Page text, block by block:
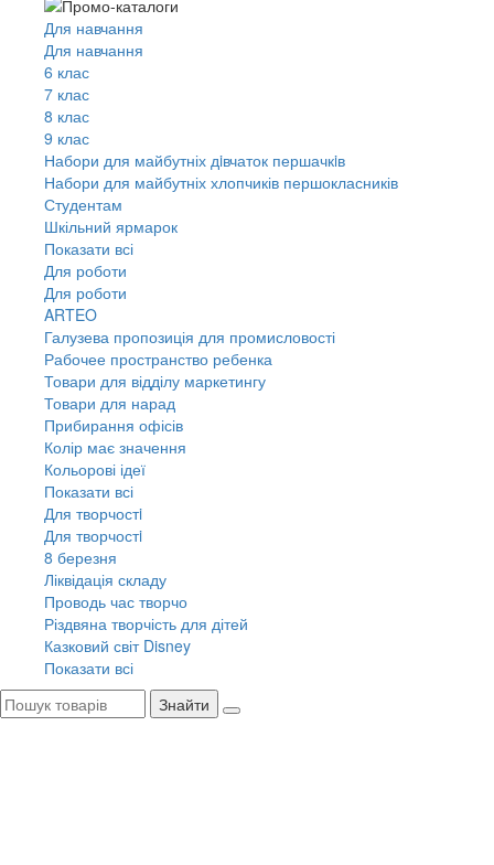
Для навчання
Для навчання
6 клас
7 клас
8 клас
9 клас
Набори для майбутніх дiвчаток першачкiв
Набори для майбутніх хлопчиків першокласників
Студентам
Шкільний ярмарок
Показати всі
Для роботи
Для роботи
ARTEO
Галузева пропозиція для промисловості
Рабочее пространство ребенка
Товари для відділу маркетингу
Товари для нарад
Прибирання офісів
Колір має значення
Кольорові ідеї
Показати всі
Для творчостi
Для творчостi
8 березня
Ліквідація складу
Проводь час творчо
Різдвяна творчість для дітей
Казковий світ Disney
Показати всі
Знайти